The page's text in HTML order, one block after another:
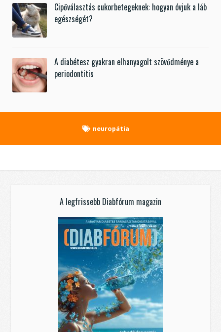
Cipőválasztás cukorbetegeknek: hogyan óvjuk a láb
egészségét?
A diabétesz gyakran elhanyagolt szövődménye a
periodontitis
neuropátia
A legfrissebb Diabfórum magazin